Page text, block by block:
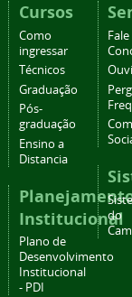
Cursos
Como
ingressar
Técnicos
Graduação
Pós-
graduação
Ensino a
Distancia
Institucional
Plano de
Desenvolvimento
Institucional
- PDI
Fale
do